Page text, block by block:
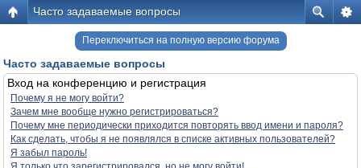
Часто задаваемые вопросы
Переключиться на полную версию форума
Часто задаваемые вопросы
Вход на конференцию и регистрация
Почему я не могу войти?
Зачем мне вообще нужно регистрироваться?
Почему мне периодически приходится повторять ввод имени и пароля?
Как сделать, чтобы я не появлялся в списке активных пользователей?
Я забыл пароль!